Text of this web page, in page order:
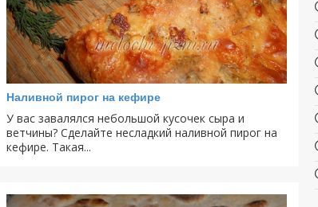
Наливной пирог на кефире
У вас завалялся небольшой кусочек сыра и
ветчины? Сделайте несладкий наливной пирог на
кефире. Такая...